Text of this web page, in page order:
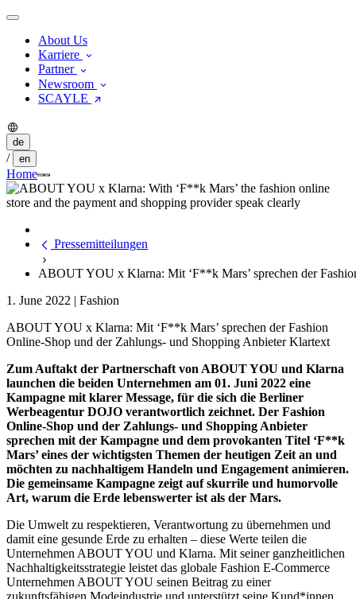
About Us
Karriere
Partner
Newsroom
SCAYLE
de
/ en
Home
Pressemitteilungen
ABOUT YOU x Klarna: Mit ‘F**k Mars’ sprechen der
1. June 2022 | Fashion
ABOUT YOU x Klarna: Mit ‘F**k Mars’ sprechen der Fashion
Online-Shop und der Zahlungs- und Shopping Anbieter Klartext
Zum Auftakt der Partnerschaft von ABOUT YOU und Klarna
launchen die beiden Unternehmen am 01. Juni 2022 eine
Kampagne mit klarer Message, für die sich die Berliner
Werbeagentur DOJO verantwortlich zeichnet. Der Fashion
Online-Shop und der Zahlungs- und Shopping Anbieter
sprechen mit der Kampagne und dem provokanten Titel ‘F**k
Mars’ eines der wichtigsten Themen der heutigen Zeit an und
möchten zu nachhaltigem Handeln und Engagement animieren.
Die gemeinsame Kampagne zeigt auf skurrile und humorvolle
Art, warum die Erde lebenswerter ist als der Mars.
Die Umwelt zu respektieren, Verantwortung zu übernehmen und
damit eine gesunde Erde zu erhalten – diese Werte teilen die
Unternehmen ABOUT YOU und Klarna. Mit seiner ganzheitlichen
Nachhaltigkeitsstrategie leistet das globale Fashion E-Commerce
Unternehmen ABOUT YOU seinen Beitrag zu einer
zukunftsfähigen Modeindustrie und unterstützt seine Kund*innen